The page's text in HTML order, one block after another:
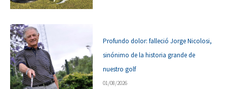
Profundo dolor: falleció Jorge Nicolosi,
sinónimo de la historia grande de
nuestro golf
01/08/2026